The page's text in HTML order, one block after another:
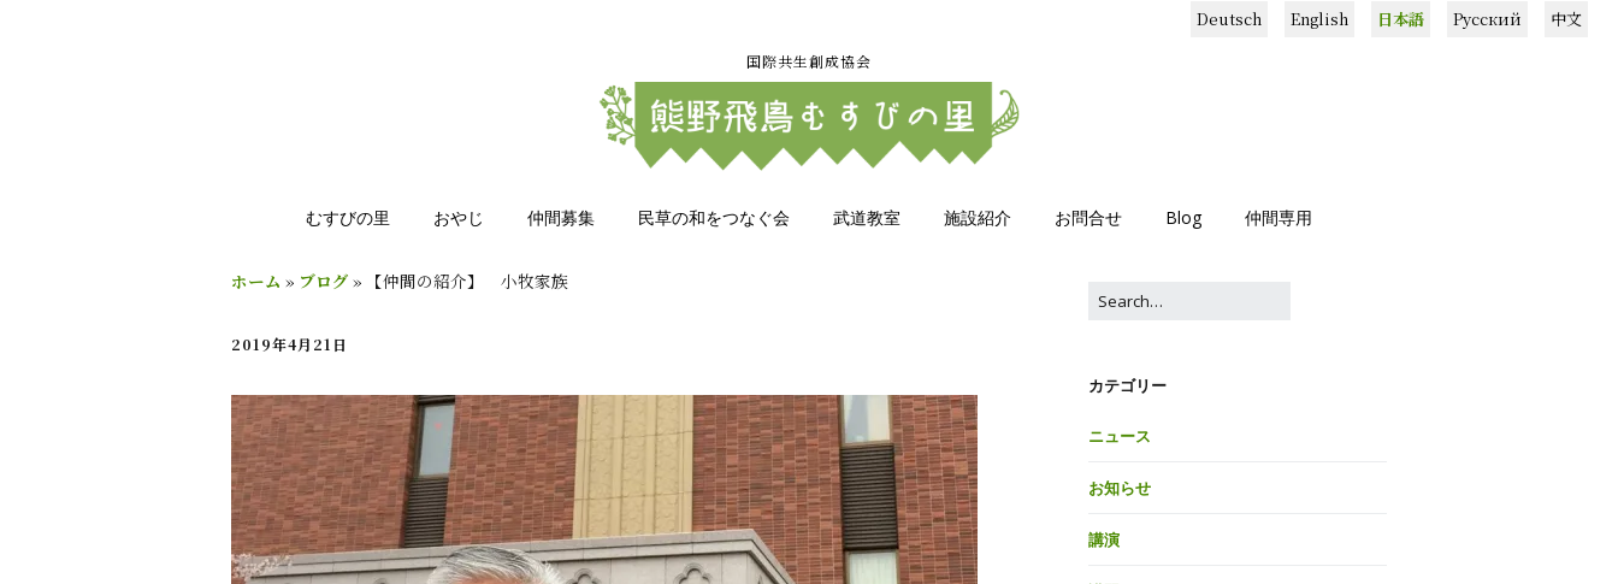
Deutsch English 日本語 Русский 中文
国際共生創成協会
むすびの里 おやじ 仲間募集 民草の和をつなぐ会 武道教室 施設紹介 お問合せ Blog 仲間専用
ホーム » ブログ » 【仲間の紹介】 小牧家族
2019年4月21日
カテゴリー
ニュース
お知らせ
講演